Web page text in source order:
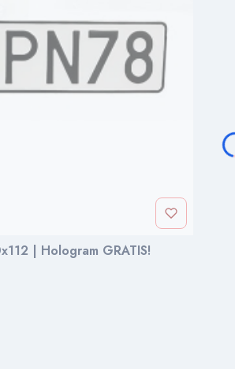
| Hologram GRATIS!